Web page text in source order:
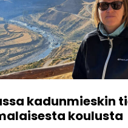
kadunmieskin
koulusta